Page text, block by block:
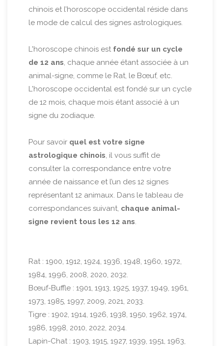
chinois et l’horoscope occidental réside dans
le mode de calcul des signes astrologiques.
L'horoscope chinois est fondé sur un cycle
de 12 ans, chaque année étant associée à un
animal-signe, comme le Rat, le Bœuf, etc.
L'horoscope occidental est fondé sur un cycle
de 12 mois, chaque mois étant associé à un
signe du zodiaque.
Pour savoir quel est votre signe
astrologique chinois, il vous suffit de
consulter la correspondance entre votre
année de naissance et l’un des 12 signes
représentant 12 animaux. Dans le tableau de
correspondances suivant, chaque animal-
signe revient tous les 12 ans.
Rat : 1900, 1912, 1924, 1936, 1948, 1960, 1972,
1984, 1996, 2008, 2020, 2032.
Bœuf-Buffle : 1901, 1913, 1925, 1937, 1949, 1961,
1973, 1985, 1997, 2009, 2021, 2033.
Tigre : 1902, 1914, 1926, 1938, 1950, 1962, 1974,
1986, 1998, 2010, 2022, 2034.
Lapin-Chat : 1903, 1915, 1927, 1939, 1951, 1963,